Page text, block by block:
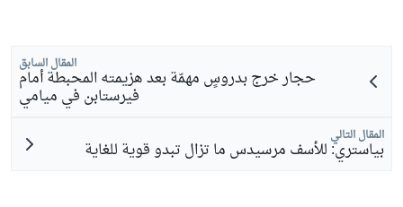
المقال السابق
حجار خرج بدروسٍ مهمّة بعد هزيمته المحبطة أمام
فيرستابن في ميامي
المقال التالي
بياستري: للأسف مرسيدس ما تزال تبدو قوية للغاية